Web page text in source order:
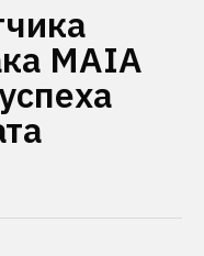
MAIA